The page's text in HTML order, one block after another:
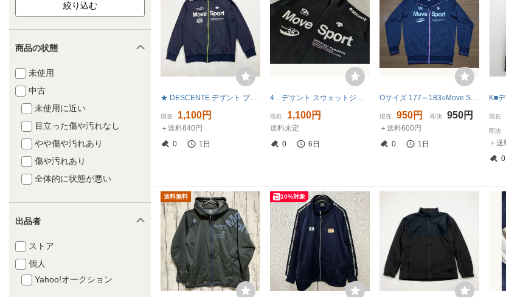
商品の状態
未使用
中古
未使用に近い
目立った傷や汚れなし
やや傷や汚れあり
傷や汚れあり
全体的に状態が悪い
出品者
ストア
個人
Yahoo!オークション
現在 1,100円
＋送料840円
0
1日
現在 1,100円
送料未定
0
6日
現在 950円 即決 950円
＋送料600円
0
1日
現在
即決
＋
0
送料無料 10%対象